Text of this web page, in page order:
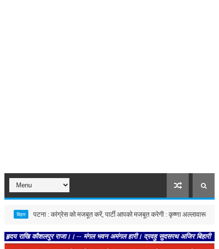
पटना : कांग्रेस को मजबूत करें, पार्टी आपको मजबूत करेगी : कृष्णा अल्लावारू बिहार
कौशलपुर राजा।। -- मंगल भवन अमंगल हारी। द्रवहु सुदसरथ अजिर बिहारी ।। -- सब